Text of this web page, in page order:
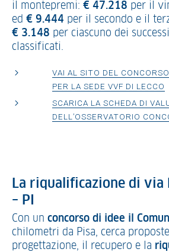
il montepremi: € 47.218 per il
ed € 9.444 per il secondo e il
€ 3.148 per ciascuno dei
classificati.
VAI AL SITO DEL
PER LA SEDE VVF DI LECCO
SCARICA LA SCHEDA DI
DELL’OSSERVATORIO
La riqualificazione di via
– PI
Con un concorso di idee il
chilometri da Pisa, cerca
progettazione, il recupero e la